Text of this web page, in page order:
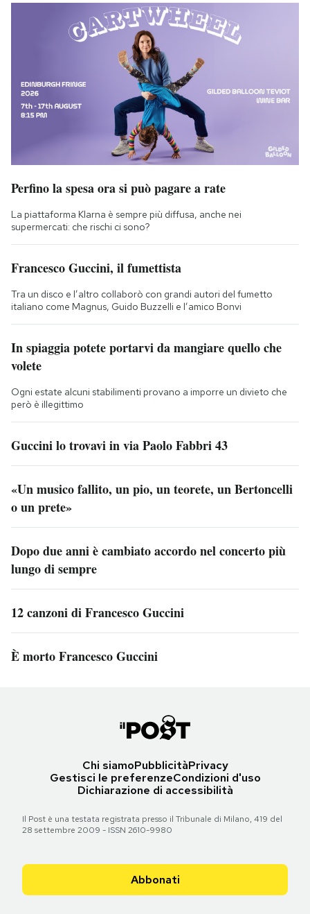
Perfino la spesa ora si può pagare a rate
La piattaforma Klarna è sempre più diffusa, anche nei
supermercati: che rischi ci sono?
Francesco Guccini, il fumettista
Tra un disco e l’altro collaborò con grandi autori del fumetto
italiano come Magnus, Guido Buzzelli e l’amico Bonvi
In spiaggia potete portarvi da mangiare quello che
volete
Ogni estate alcuni stabilimenti provano a imporre un divieto che
però è illegittimo
Guccini lo trovavi in via Paolo Fabbri 43
«Un musico fallito, un pio, un teorete, un Bertoncelli
o un prete»
Dopo due anni è cambiato accordo nel concerto più
lungo di sempre
12 canzoni di Francesco Guccini
È morto Francesco Guccini
Chi siamoPubblicitàPrivacy
Gestisci le preferenzeCondizioni d'uso
Dichiarazione di accessibilità
Il Post è una testata registrata presso il Tribunale di Milano, 419 del
28 settembre 2009 - ISSN 2610-9980
Abbonati